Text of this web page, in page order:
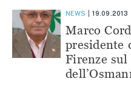
NEWS 19.09.2013
Marco
presidente
Firenze sul